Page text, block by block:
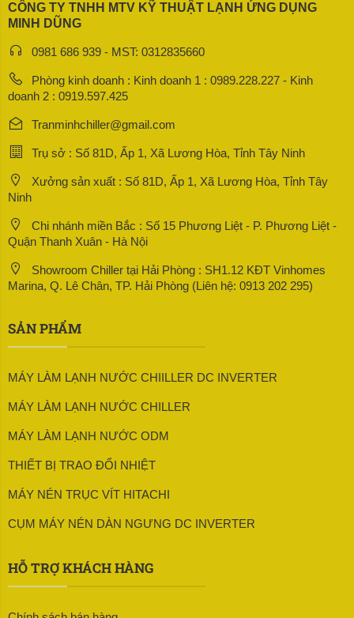
CÔNG TY TNHH MTV KỸ THUẬT LẠNH ỨNG DỤNG
MINH DŨNG
0981 686 939 - MST: 0312835660
Phòng kinh doanh : Kinh doanh 1 : 0989.228.227 - Kinh
doanh 2 : 0919.597.425
Tranminhchiller@gmail.com
Trụ sở : Số 81D, Ấp 1, Xã Lương Hòa, Tỉnh Tây Ninh
Xưởng sản xuất : Số 81D, Ấp 1, Xã Lương Hòa, Tỉnh Tây
Ninh
Chi nhánh miền Bắc : Số 15 Phương Liệt - P. Phương Liệt -
Quận Thanh Xuân - Hà Nội
Showroom Chiller tại Hải Phòng : SH1.12 KĐT Vinhomes
Marina, Q. Lê Chân, TP. Hải Phòng (Liên hệ: 0913 202 295)
SẢN PHẨM
MÁY LÀM LẠNH NƯỚC CHIILLER DC INVERTER
MÁY LÀM LẠNH NƯỚC CHILLER
MÁY LÀM LẠNH NƯỚC ODM
THIẾT BỊ TRAO ĐỔI NHIỆT
MÁY NÉN TRỤC VÍT HITACHI
CỤM MÁY NÉN DÀN NGƯNG DC INVERTER
HỖ TRỢ KHÁCH HÀNG